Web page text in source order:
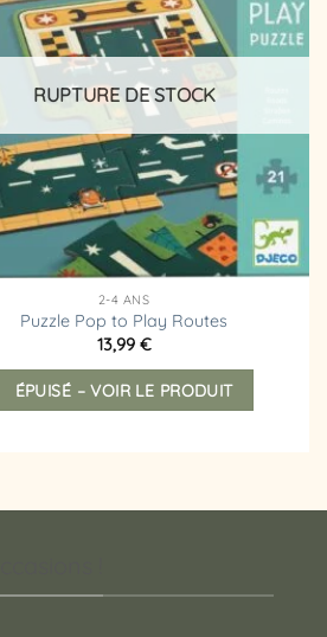
Les
options
peuvent
être
choisies
sur
la
page
du
produit
liste
d’envies
RUPTURE DE STOCK
2-4 ANS
Puzzle Pop to Play Routes
13,99 €
ÉPUISÉ – VOIR LE PRODUIT